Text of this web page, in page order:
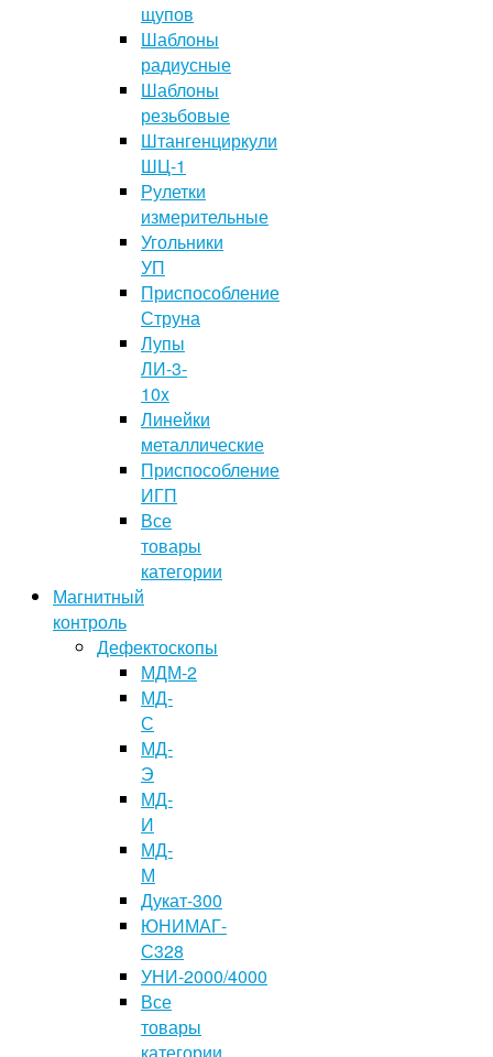
щупов
Шаблоны
радиусные
Шаблоны
резьбовые
Штангенциркули
ШЦ-1
Рулетки
измерительные
Угольники
УП
Приспособление
Струна
Лупы
ЛИ-3-
10x
Линейки
металлические
Приспособление
ИГП
Все
товары
категории
Магнитный
контроль
Дефектоскопы
МДМ-2
МД-
С
МД-
Э
МД-
И
МД-
М
Дукат-300
ЮНИМАГ-
С328
УНИ-2000/4000
Все
товары